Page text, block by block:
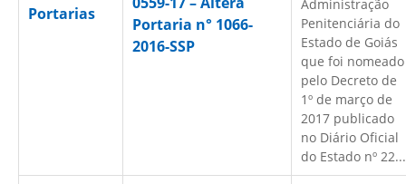
Portarias
Portaria n° 1066-
2016-SSP
Administração
Penitenciária do
Estado de Goiás
que foi nomeado
pelo Decreto de
1º de março de
2017 publicado
no Diário Oficial
do Estado nº 22...